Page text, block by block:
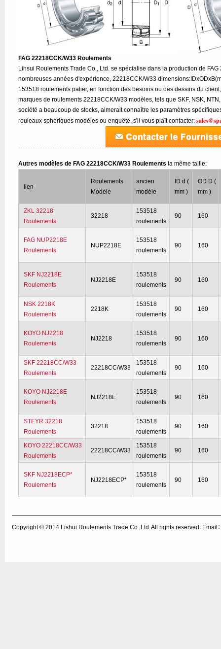
FAG 22218CCK/W33 Roulements
Lihsui Roulements Trade Co., Ltd. se spécialise dans la production de
nombreuses années d'expérience, 22218CCK/W33
153518 roulements palier, en fonction des besoins ou des dessins du
marques de roulements 22218CCK/W33 modèles, tels que SKF, NSK,
société a beaucoup de stocks, aimerait connaître les paramètres
rouleaux sphériques modèles ou enquête, s'il vous plaît contacter:
Autres modèles de FAG 22218CCK/W33 Roulements la même taille:
lien
Roulements
Modèle
ancien
modèle
ID d (
mm )
OD D (
mm )
ZKL 32218
Roulements
32218
153518
roulements
90 160
FAG NUP2218E
Roulements
NUP2218E
153518
roulements
90 160
SKF NJ2218E
Roulements
NJ2218E
153518
roulements
90 160
NSK 2218K
Roulements
2218K
153518
roulements
90 160
KOYO NJ2218
Roulements
NJ2218
153518
roulements
90 160
SKF 22218CC/W33
Roulements
22218CC/W33
153518
roulements
90 160
KOYO NJ2218E
Roulements
NJ2218E
153518
roulements
90 160
STEYR 32218
Roulements
32218
153518
roulements
90 160
KOYO 22218CC/W33
Roulements
22218CC/W33
153518
roulements
90 160
SKF NJ2218ECP*
Roulements
NJ2218ECP*
153518
roulements
90 160
Copyright © 2014 Lishui Roulements Trade Co.,Ltd All rights reserved. Email